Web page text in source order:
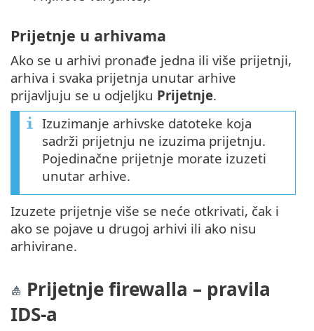
Prijetnje u arhivama
Ako se u arhivi pronađe jedna ili više prijetnji,
arhiva i svaka prijetnja unutar arhive
prijavljuju se u odjeljku Prijetnje.
Izuzimanje arhivske datoteke koja
sadrži prijetnju ne izuzima prijetnju.
Pojedinačne prijetnje morate izuzeti
unutar arhive.
Izuzete prijetnje više se neće otkrivati, čak i
ako se pojave u drugoj arhivi ili ako nisu
arhivirane.
Prijetnje firewalla – pravila
IDS-a